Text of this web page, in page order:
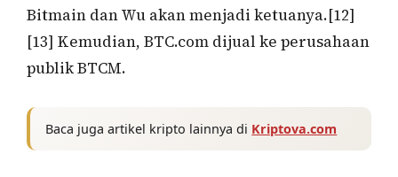
Bitmain dan Wu akan menjadi ketuanya.[12]
[13] Kemudian, BTC.com dijual ke perusahaan
publik BTCM.
Baca juga artikel kripto lainnya di Kriptova.com